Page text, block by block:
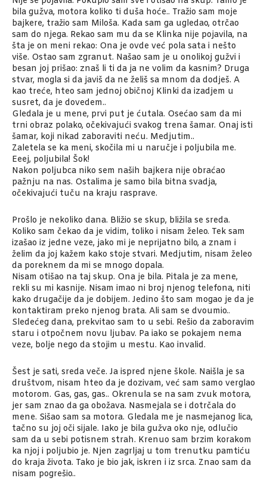
bila gužva, motora koliko ti duša hoće.. Tražio sam moje
bajkere, tražio sam Miloša. Kada sam ga ugledao, otrčao
sam do njega. Rekao sam mu da se Klinka nije pojavila, na
šta je on meni rekao: Ona je ovde već pola sata i nešto
više. Ostao sam zgranut. Našao sam je u onolikoj gužvi i
besan joj prišao: znaš li ti da ja ne volim da kasnim? Druga
stvar, mogla si da javiš da ne želiš sa mnom da dodješ. A
kao treće, hteo sam jednoj običnoj Klinki da izadjem u
susret, da je dovedem..
Gledala je u mene, prvi put je ćutala. Osećao sam da mi
trni obraz polako, očekivajući svakog trena šamar. Onaj isti
šamar, koji nikad zaboraviti neću. Medjutim..
Zaletela se ka meni, skočila mi u naručje i poljubila me.
Eeej, poljubila! Šok!
Nakon poljubca niko sem naših bajkera nije obraćao
pažnju na nas. Ostalima je samo bila bitna svadja,
očekivajući tuču na kraju rasprave.
Prošlo je nekoliko dana. Bližio se skup, bližila se sreda.
Koliko sam čekao da je vidim, toliko i nisam želeo. Tek sam
izašao iz jedne veze, jako mi je neprijatno bilo, a znam i
želim da joj kažem kako stoje stvari. Medjutim, nisam želeo
da poreknem da mi se mnogo dopala.
Nisam otišao na taj skup. Ona je bila. Pitala je za mene,
rekli su mi kasnije. Nisam imao ni broj njenog telefona, niti
kako drugačije da je dobijem. Jedino što sam mogao je da je
kontaktiram preko njenog brata. Ali sam se dvoumio..
Sledećeg dana, prekvitao sam to u sebi. Rešio da zaboravim
staru i otpočnem novu ljubav. Pa iako se pokajem nema
veze, bolje nego da stojim u mestu. Kao invalid.
Šest je sati, sreda veče. Ja ispred njene škole. Naišla je sa
društvom, nisam hteo da je dozivam, već sam samo verglao
motorom. Gas, gas, gas.. Okrenula se na sam zvuk motora,
jer sam znao da ga obožava. Nasmejala se i dotrčala do
mene. Sišao sam sa motora. Gledala me je nasmejanog lica,
tačno su joj oči sijale. Iako je bila gužva oko nje, odlučio
sam da u sebi potisnem strah. Krenuo sam brzim korakom
ka njoj i poljubio je. Njen zagrljaj u tom trenutku pamtiću
do kraja života. Tako je bio jak, iskren i iz srca. Znao sam da
nisam pogrešio..